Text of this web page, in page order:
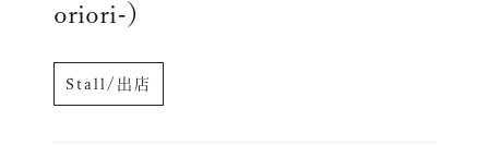
oriori-）
Stall/出店